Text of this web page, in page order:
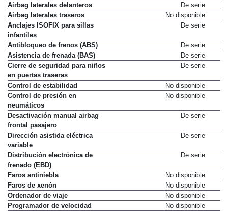
Airbag laterales delanteros
De serie
Airbag laterales traseros
No disponible
Anclajes ISOFIX para sillas
infantiles
De serie
Antibloqueo de frenos (ABS)
De serie
Asistencia de frenada (BAS)
De serie
Cierre de seguridad para niños
en puertas traseras
De serie
Control de estabilidad
No disponible
Control de presión en
neumáticos
No disponible
Desactivación manual airbag
frontal pasajero
De serie
Dirección asistida eléctrica
variable
De serie
Distribución electrónica de
frenado (EBD)
De serie
Faros antiniebla
No disponible
Faros de xenón
No disponible
Ordenador de viaje
No disponible
Programador de velocidad
No disponible